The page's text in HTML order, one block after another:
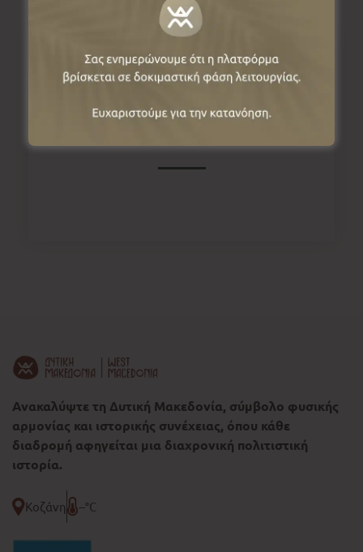
Πληροφορίες
Βλάστη, 50003, Κοζάνη, Ελλάδα
Ανακαλύψτε τη Δυτική Μακεδονία, σύμβολο φυσικής
αρμονίας και ιστορικής συνέχειας, όπου κάθε
διαδρομή αφηγείται μια διαχρονική πολιτιστική
ιστορία.
Κοζάνη --°C